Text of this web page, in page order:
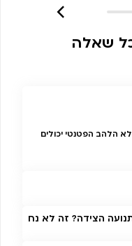
שאלה
הלהב הפטנטי יכולים
הצידה? זה לא נח